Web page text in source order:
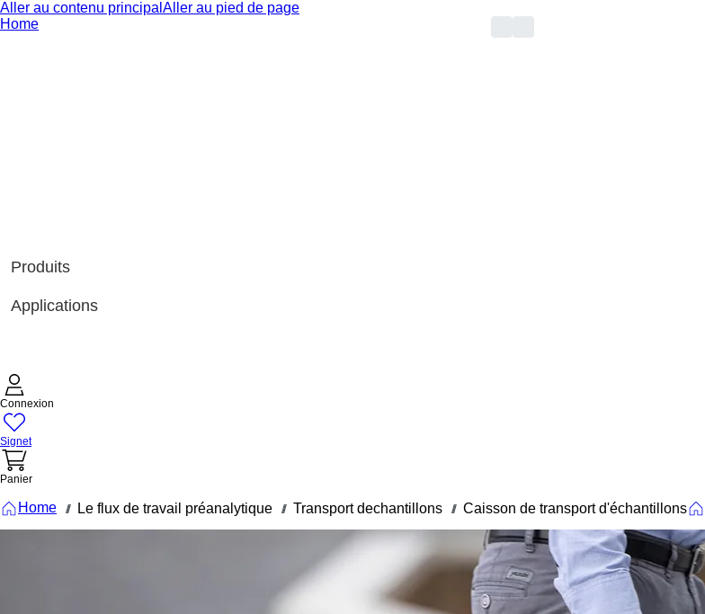
Aller au contenu principal Aller au pied de page
Home
Produits
Applications
Connexion
Signet
Panier
Home /// Le flux de travail préanalytique /// Transport dechantillons /// Caisson de transport d'échantillons